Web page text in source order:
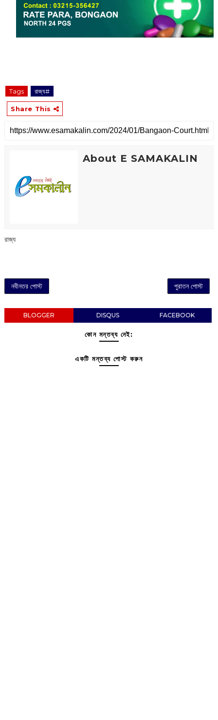
Tags রাজ্য#
Share This
About E SAMAKALIN
রাজ্য
নবীনতর পোস্ট পুরাতন পোস্ট
BLOGGER DISQUS FACEBOOK
কোন মন্তব্য নেই:
একটি মন্তব্য পোস্ট করুন